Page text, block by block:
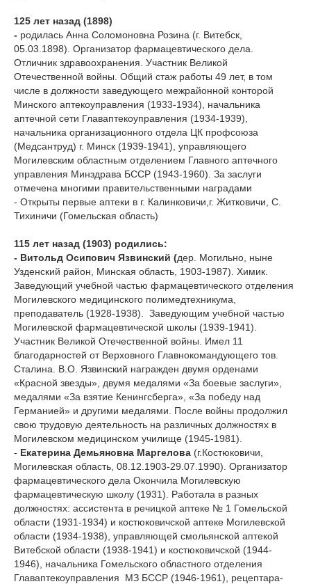
125 лет назад (1898)
- родилась Анна Соломоновна Розина (г. Витебск,
05.03.1898). Организатор фармацевтического дела.
Отличник здравоохранения. Участник Великой
Отечественной войны. Общий стаж работы 49 лет, в том
числе в должности заведующего межрайонной конторой
Минского аптекоуправления (1933-1934), начальника
аптечной сети Главаптекоуправления (1934-1939),
начальника организационного отдела ЦК профсоюза
(Медсантруд) г. Минск (1939-1941), управляющего
Могилевским областным отделением Главного аптечного
управления Минздрава БССР (1943-1960). За заслуги
отмечена многими правительственными наградами
- Открыты первые аптеки в г. Калинковичи,г. Житковичи, С.
Тихиничи (Гомельская область)
115 лет назад (1903) родились:
- Витольд Осипович Язвинский (дер. Могильно, ныне
Узденский район, Минская область, 1903-1987). Химик.
Заведующий учебной частью фармацевтического отделения
Могилевского медицинского полимедтехникума,
преподаватель (1928-1938). Заведующим учебной частью
Могилевской фармацевтической школы (1939-1941).
Участник Великой Отечественной войны. Имел 11
благодарностей от Верховного Главнокомандующего тов.
Сталина. В.О. Язвинский награжден двумя орденами
«Красной звезды», двумя медалями «За боевые заслуги»,
медалями «За взятие Кенингсберга», «За победу над
Германией» и другими медалями. После войны продолжил
свою трудовую деятельность на различных должностях в
Могилевском медицинском училище (1945-1981).
- Екатерина Демьяновна Маргелова (г.Костюковичи,
Могилевская область, 08.12.1903-29.07.1990). Организатор
фармацевтического дела Окончила Могилевскую
фармацевтическую школу (1931). Работала в разных
должностях: ассистента в речицкой аптеке № 1 Гомельской
области (1931-1934) и костюковичской аптеке Могилевской
области (1934-1938), управляющей смольянской аптекой
Витебской области (1938-1941) и костюковичской (1944-
1946), начальника Гомельского областного отделения
Главаптекоуправления МЗ БССР (1946-1961), рецептара-